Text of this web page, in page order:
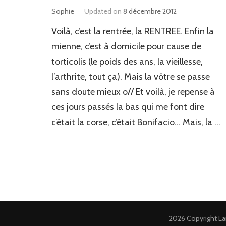
Sophie Updated on 8 décembre 2012
Voilà, c’est la rentrée, la RENTREE. Enfin la
mienne, c’est à domicile pour cause de
torticolis (le poids des ans, la vieillesse,
l’arthrite, tout ça). Mais la vôtre se passe
sans doute mieux o// Et voilà, je repense à
ces jours passés la bas qui me font dire
c’était la corse, c’était Bonifacio… Mais, la …
2026 Copyright